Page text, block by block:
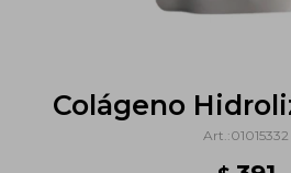
Colágeno
01015332